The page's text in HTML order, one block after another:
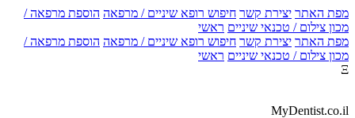
מפת האתר יצירת קשר חיפוש רופא שיניים / מרפאה הוספת מרפאה /
מכון צילום / טכנאי שיניים ראשי
מפת האתר יצירת קשר חיפוש רופא שיניים / מרפאה הוספת מרפאה /
מכון צילום / טכנאי שיניים ראשי
Ξ
MyDentist.co.il